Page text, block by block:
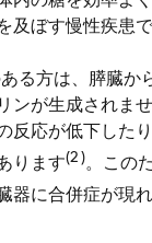
及ぼす慢性疾患
る方は、膵臓か
ンが生成されま
反応が低下した
ります(2 )。この
器に合併症が現